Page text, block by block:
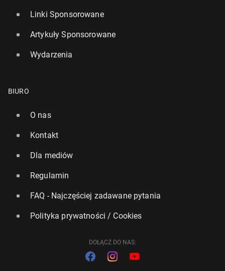
Linki Sponsorowane
Artykuły Sponsorowane
Wydarzenia
BIURO
O nas
Kontakt
Dla mediów
Regulamin
FAQ - Najczęściej zadawane pytania
Polityka prywatności / Cookies
DOŁĄCZ DO NAS: